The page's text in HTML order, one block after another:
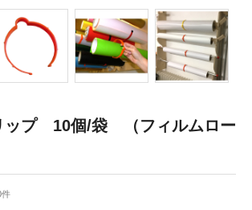
ップ 10個/袋 （フィルムロー
件